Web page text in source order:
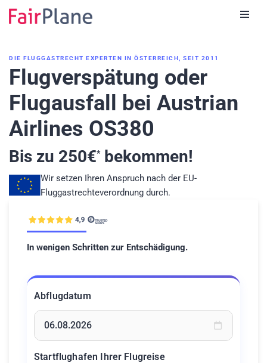
DIE FLUGGASTRECHT EXPERTEN IN ÖSTERREICH, SEIT 2011
Flugverspätung oder
Flugausfall bei Austrian
Airlines OS380
Bis zu 250€*bekommen!
Wir setzen Ihren Anspruch nach der EU-
Fluggastrechteverordnung durch.
In wenigen Schritten zur Entschädigung.
Abflugdatum
Startflughafen Ihrer Flugreise